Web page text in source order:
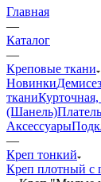
Главная
—
Каталог
—
Креповые ткани
Новинки
ткани
(Шанель)
Аксессуары
—
Креп тонкий
Креп плотный с